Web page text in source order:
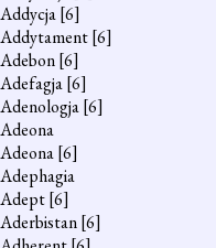
Addycja[6]
Addytament[6]
Adebon[6]
Adefagja[6]
Adenologja[6]
Adeona
Adeona[6]
Adephagia
Adept[6]
Aderbistan[6]